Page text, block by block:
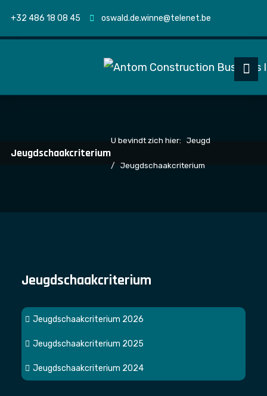
+32 486 18 08 45 oswald.de.winne@telenet.be
Jeugdschaakcriterium
U bevindt zich hier: Jeugd
Jeugdschaakcriterium
Jeugdschaakcriterium
Jeugdschaakcriterium 2026
Jeugdschaakcriterium 2025
Jeugdschaakcriterium 2024